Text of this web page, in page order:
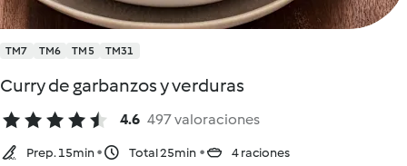
TM7 TM6 TM5 TM31
Curry de garbanzos y verduras
4.6 497 valoraciones
Prep. 15min Total 25min 4 raciones